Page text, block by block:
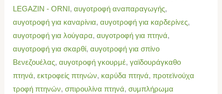
LEGAZIN - ORNI,αυγοτροφή αναπαραγωγής,
αυγοτροφή για καναρίνια,αυγοτροφή για καρδερίνες,
αυγοτροφή για λούγαρα,αυγοτροφή για πτηνά,
αυγοτροφή για σκαρθί,αυγοτροφή για σπίνο
Βενεζουέλας,αυγοτροφή γκουρμέ,γαϊδουράγκαθο
πτηνά,εκτροφείς πτηνών, καρύδα πτηνά,προτεϊνούχα
τροφή πτηνών,σπιρουλίνα πτηνά,συμπλήρωμα